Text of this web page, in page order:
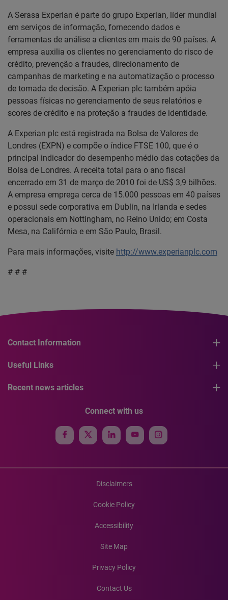
A Serasa Experian é parte do grupo Experian, líder mundial
em serviços de informação, fornecendo dados e
ferramentas de análise a clientes em mais de 90 países. A
empresa auxilia os clientes no gerenciamento do risco de
crédito, prevenção a fraudes, direcionamento de
campanhas de marketing e na automatização o processo
de tomada de decisão. A Experian plc também apóia
pessoas físicas no gerenciamento de seus relatórios e
scores de crédito e na proteção a fraudes de identidade.
A Experian plc está registrada na Bolsa de Valores de
Londres (EXPN) e compõe o índice FTSE 100, que é o
principal indicador do desempenho médio das cotações da
Bolsa de Londres. A receita total para o ano fiscal
encerrado em 31 de março de 2010 foi de US$ 3,9 bilhões.
A empresa emprega cerca de 15.000 pessoas em 40 países
e possui sede corporativa em Dublin, na Irlanda e sedes
operacionais em Nottingham, no Reino Unido; em Costa
Mesa, na Califórnia e em São Paulo, Brasil.
Para mais informações, visite http://www.experianplc.com
# # #
Contact Information
Useful Links
Recent news articles
Connect with us
Disclaimers
Cookie Policy
Accessibility
Site Map
Privacy Policy
Contact Us